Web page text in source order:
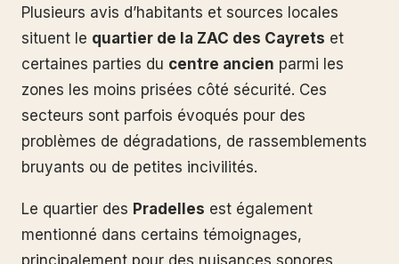
Plusieurs avis d’habitants et sources locales
situent le quartier de la ZAC des Cayrets et
certaines parties du centre ancien parmi les
zones les moins prisées côté sécurité. Ces
secteurs sont parfois évoqués pour des
problèmes de dégradations, de rassemblements
bruyants ou de petites incivilités.
Le quartier des Pradelles est également
mentionné dans certains témoignages,